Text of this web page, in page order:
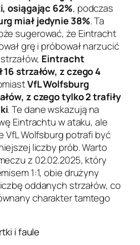
osiągając 62%, podczas
miał jedynie 38%. Ta
sugerować, że Eintracht
grę i próbował narzucić
Eintracht
strzałów, z czego 4
VfL Wolfsburg
z czego tylko 2 trafiły
. Te dane wskazują na
Eintrachtu w ataku, ale
VfL Wolfsburg potrafi być
liczby prób. Warto
z 02.02.2025, który
1:1, obie drużyny
oddanych strzałów, co
charakter tamtego
i faule